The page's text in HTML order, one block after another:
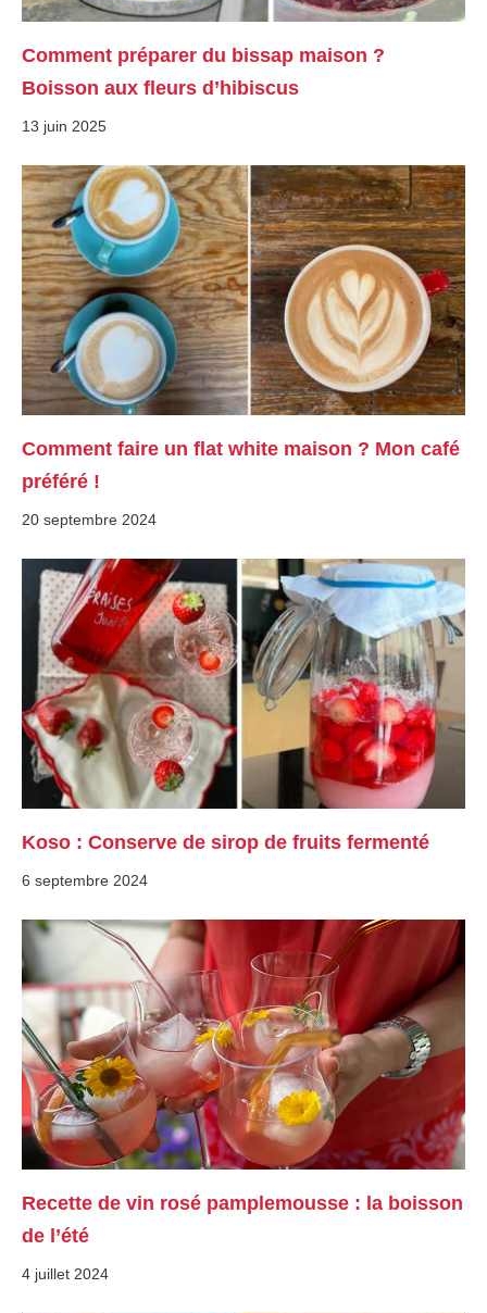
Comment préparer du bissap maison ?
Boisson aux fleurs d’hibiscus
13 juin 2025
Comment faire un flat white maison ? Mon café
préféré !
20 septembre 2024
Koso : Conserve de sirop de fruits fermenté
6 septembre 2024
Recette de vin rosé pamplemousse : la boisson
de l’été
4 juillet 2024